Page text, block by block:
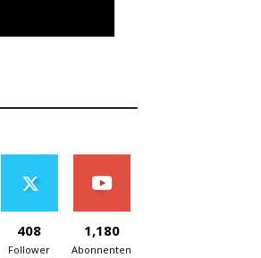
408
Follower
1,180
Abonnenten